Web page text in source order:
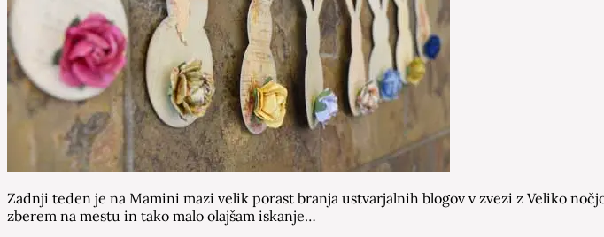
Zadnji teden je na Mamini mazi velik porast branja ustvarjalnih blogov v zvezi z Veliko
zberem na mestu in tako malo olajšam iskanje…